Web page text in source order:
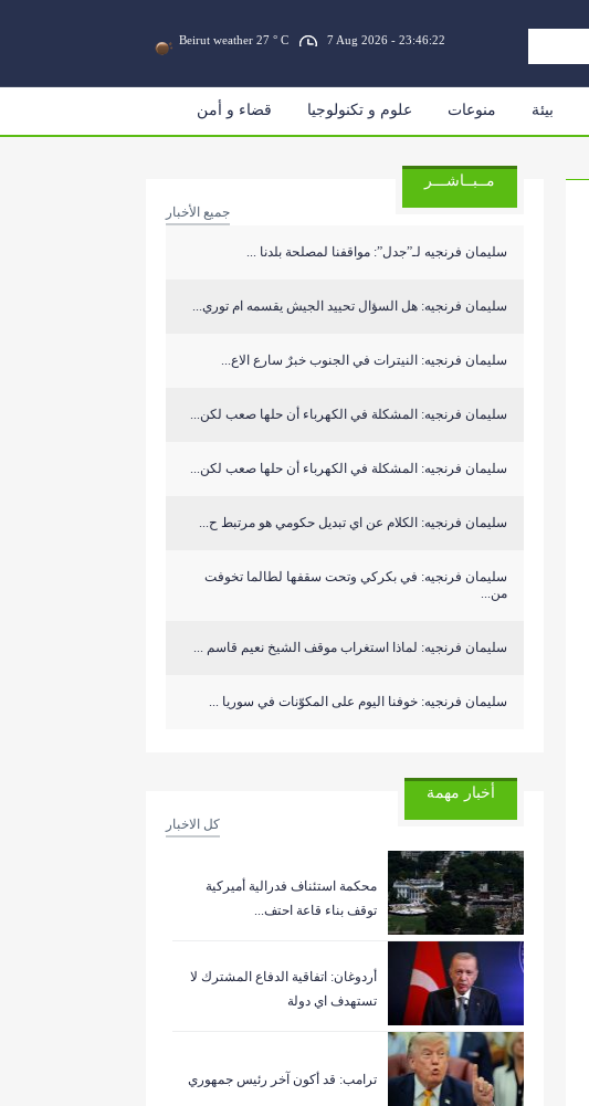
Beirut weather 27 ° C 7 Aug 2026 - 23:46:22
بيئة منوعات علوم و تكنولوجيا قضاء و أمن
مــبــاشـــر
جميع الأخبار
سليمان فرنجيه لـ”جدل”: مواقفنا لمصلحة بلدنا ...
سليمان فرنجيه: هل السؤال تحييد الجيش يقسمه ام توري...
سليمان فرنجيه: النيترات في الجنوب خبرٌ سارع الاع...
سليمان فرنجيه: المشكلة في الكهرباء أن حلها صعب لكن...
سليمان فرنجيه: المشكلة في الكهرباء أن حلها صعب لكن...
سليمان فرنجيه: الكلام عن اي تبديل حكومي هو مرتبط ح...
سليمان فرنجيه: في بكركي وتحت سقفها لطالما تخوفت
من...
سليمان فرنجيه: لماذا استغراب موقف الشيخ نعيم قاسم ...
سليمان فرنجيه: خوفنا اليوم على المكوّنات في سوريا ...
أخبار مهمة
كل الاخبار
‏محكمة استئناف فدرالية أميركية
توقف بناء قاعة احتف...
أردوغان: اتفاقية الدفاع المشترك لا
تستهدف اي دولة
ترامب: قد أكون آخر رئيس جمهوري